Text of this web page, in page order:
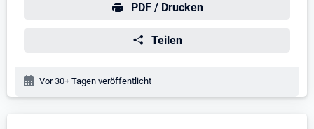
PDF / Drucken
Teilen
Veröffentlichungsdatum:
Vor 30+ Tagen veröffentlicht